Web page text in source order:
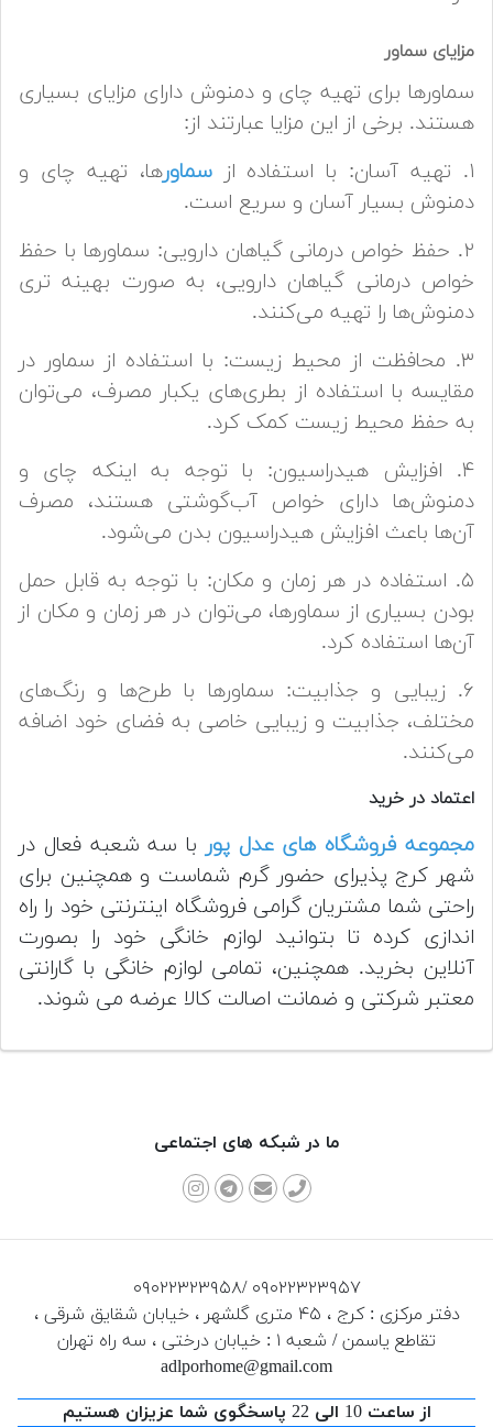
مزایای سماور
سماورها برای تهیه چای و دمنوش دارای مزایای بسیاری
هستند. برخی از این مزایا عبارتند از:
۱. تهیه آسان: با استفاده از
سماورها، تهیه چای و
دمنوش بسیار آسان و سریع است.
۲. حفظ خواص درمانی گیاهان دارویی: سماورها با حفظ
خواص درمانی گیاهان دارویی، به صورت بهینه تری
دمنوش‌ها را تهیه می‌کنند.
۳. محافظت از محیط زیست: با استفاده از سماور در
مقایسه با استفاده از بطری‌های یکبار مصرف، می‌توان
به حفظ محیط زیست کمک کرد.
۴. افزایش هیدراسیون: با توجه به اینکه چای و
دمنوش‌ها دارای خواص آب‌گوشتی هستند، مصرف
آن‌ها باعث افزایش هیدراسیون بدن می‌شود.
۵. استفاده در هر زمان و مکان: با توجه به قابل حمل
بودن بسیاری از سماورها، می‌توان در هر زمان و مکان از
آن‌ها استفاده کرد.
۶. زیبایی و جذابیت: سماورها با طرح‌ها و رنگ‌های
مختلف، جذابیت و زیبایی خاصی به فضای خود اضافه
می‌کنند.
اعتماد در خرید
مجموعه فروشگاه های عدل پور با سه شعبه فعال در
شهر کرج پذیرای حضور گرم شماست و همچنین برای
راحتی شما مشتریان گرامی فروشگاه اینترنتی خود را راه
اندازی کرده تا بتوانید لوازم خانگی خود را بصورت
آنلاین بخرید. همچنین، تمامی لوازم خانگی با گارانتی
معتبر شرکتی و ضمانت اصالت کالا عرضه می شوند.
ما در شبکه های اجتماعی
۰۹۰۲۲۳۲۳۹۵۸/ ۰۹۰۲۲۳۲۳۹۵۷
دفتر مرکزی : کرج ، ۴۵ متری گلشهر ، خیابان شقایق شرقی ،
تقاطع یاسمن / شعبه ۱ : خیابان درختی ، سه راه تهران
adlporhome@gmail.com
از ساعت 10 الی 22 پاسخگوی شما عزیزان هستیم